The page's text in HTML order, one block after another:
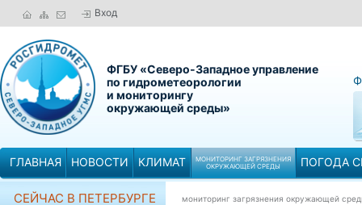
Вход
ФГБУ «Северо-Западное управление
по гидрометеорологии
и мониторингу
окружающей среды»
ГЛАВНАЯ НОВОСТИ КЛИМАТ
МОНИТОРИНГ ЗАГРЯЗНЕНИЯ
ОКРУЖАЮЩЕЙ СРЕДЫ
ПОГОДА
СЕЙЧАС В ПЕТЕРБУРГЕ
мониторинг загрязнения окружающей